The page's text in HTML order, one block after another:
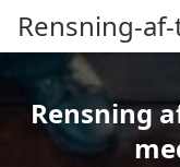
Rensning-
Rensning